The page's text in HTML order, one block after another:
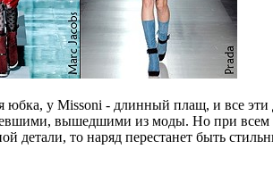
юбка, у Missoni - длинный плащ, и все
вышедшими из моды. Но при всем
детали, то наряд перестанет быть